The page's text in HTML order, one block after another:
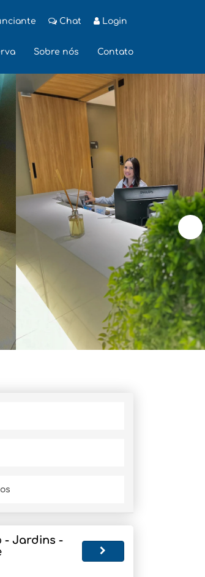
Chat Login
Sobre nós Contato
- Jardins -